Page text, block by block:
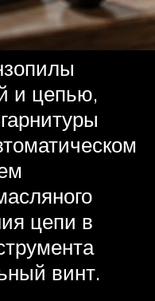
и цепью,
цепи в
винт.